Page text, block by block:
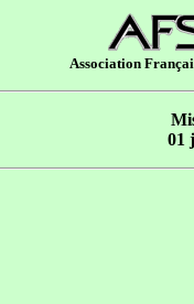
Association
01